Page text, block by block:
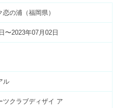
の浦（福岡県）
〜2023年07月02日
ル
ツクラブディザイ ア